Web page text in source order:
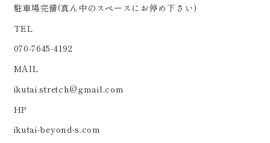
駐車場完備(真ん中のスペースにお停め下さい)
TEL
070-7645-4192
MAIL
ikutai.stretch@gmail.com
HP
ikutai-beyond-s.com